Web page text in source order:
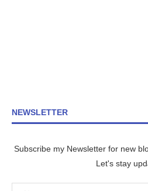
NEWSLETTER
Subscribe my Newsletter for new
Let's stay